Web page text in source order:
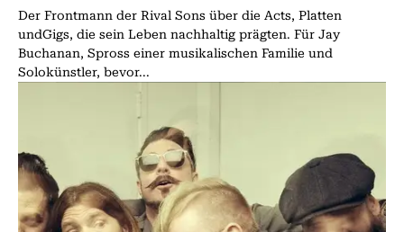
Der Frontmann der Rival Sons über die Acts, Platten
undGigs, die sein Leben nachhaltig prägten. Für Jay
Buchanan, Spross einer musikalischen Familie und
Solokünstler, bevor...